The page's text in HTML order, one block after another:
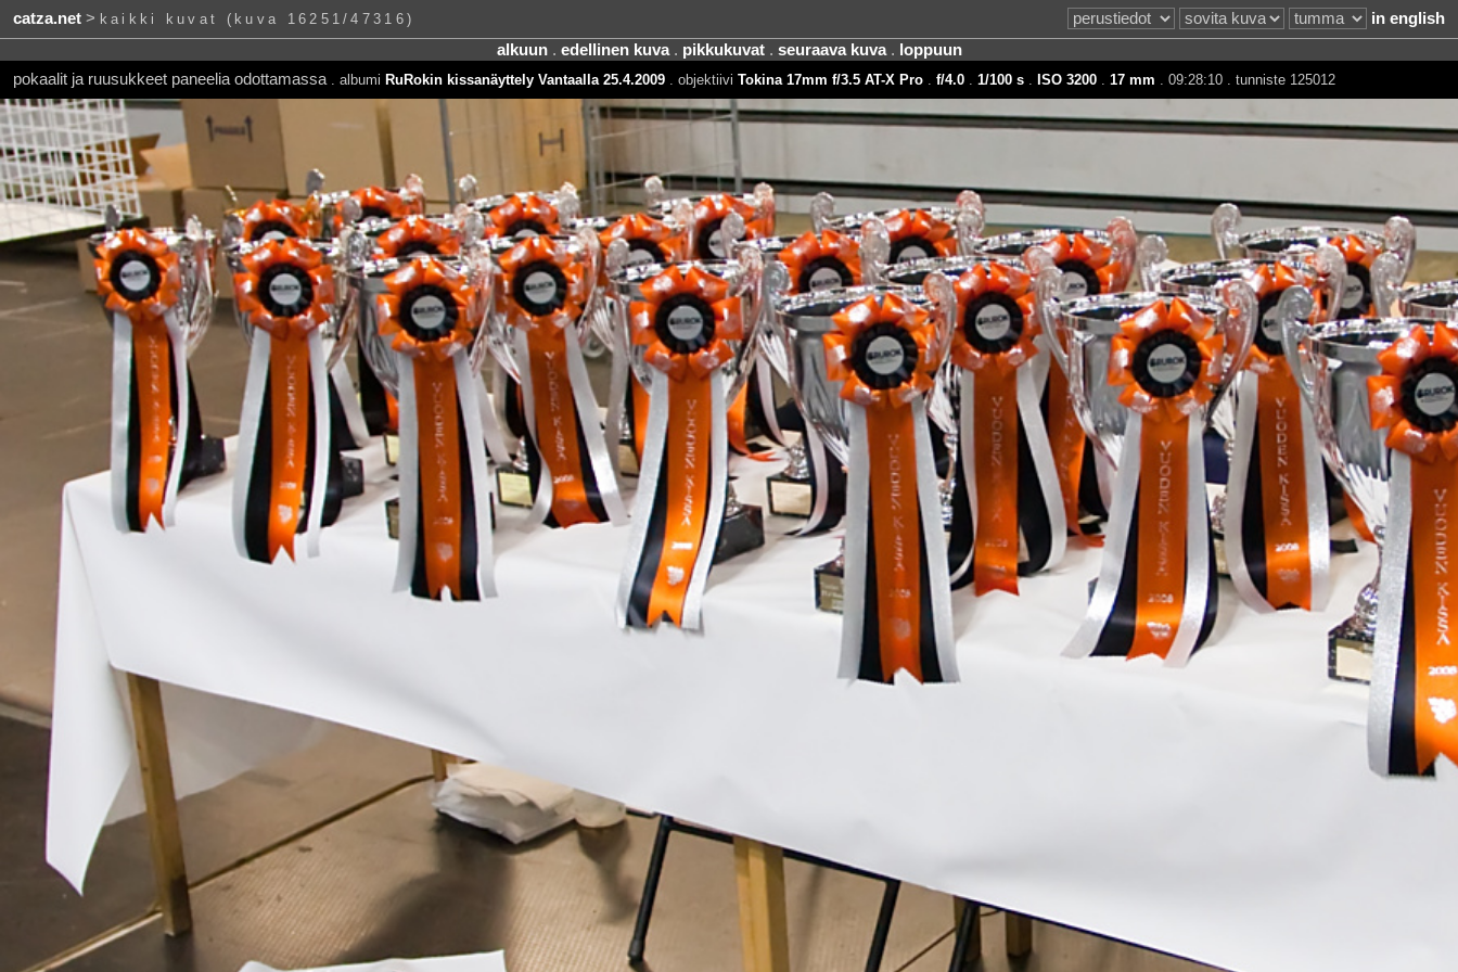
catza.net> kaikki kuvat (kuva 16251/47316)
in english
alkuun. edellinen kuva. pikkukuvat. seuraava kuva. loppuun
pokaalit ja ruusukkeet paneelia odottamassa
. albumi RuRokin kissanäyttely Vantaalla 25.4.2009. objektiivi Tokina 17mm f/3.5 AT-X Pro. f/4.0. 1/100 s. ISO 3200. 17 mm . 09:28:10 . tunniste 125012